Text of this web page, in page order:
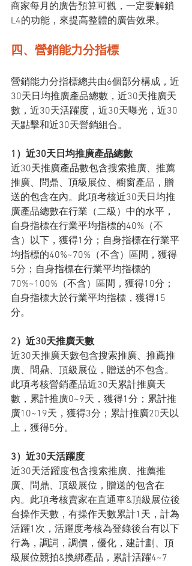
商家每月的廣告預算可觀，一定要解鎖
L4的功能，來提高整體的廣告效果。
四、營銷能力分指標
營銷能力分指標總共由6個部分構成，近
30天日均推廣產品總數，近30天推廣天
數，近30天活躍度，近30天曝光，近30
天點擊和近30天營銷組合。
1）近30天日均推廣產品總數
近30天推廣產品數包含搜索推廣、推薦
推廣、問鼎、頂級展位、櫥窗產品，贈
送的包含在內。此項考核近30天日均推
廣產品總數在行業（二級）中的水平，
自身指標在行業平均指標的40%（不
含）以下，獲得1分；自身指標在行業平
均指標的40%~70%（不含）區間，獲得
5分；自身指標在行業平均指標的
70%~100%（不含）區間，獲得10分；
自身指標大於行業平均指標，獲得15
分。
2）近30天推廣天數
近30天推廣天數包含搜索推廣、推薦推
廣、問鼎、頂級展位，贈送的不包含。
此項考核營銷產品近30天累計推廣天
數，累計推廣0~9天，獲得1分；累計推
廣10~19天，獲得3分；累計推廣20天以
上，獲得5分。
3）近30天活躍度
近30天活躍度包含搜索推廣、推薦推
廣、問鼎、頂級展位，贈送的包含在
內。此項考核賣家在直通車&頂級展位後
台操作天數，有操作天數累計1天，計為
活躍1次，活躍度考核為登錄後台有以下
行為，調詞，調價，優化，建計劃、頂
級展位競拍&換綁產品，累計活躍4~7